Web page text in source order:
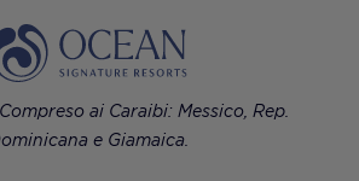
ai Caraibi: Messico, Rep.
e Giamaica.